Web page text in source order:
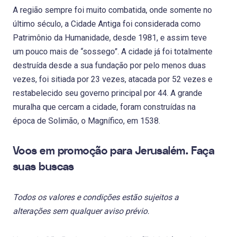
A região sempre foi muito combatida, onde somente no
último século, a Cidade Antiga foi considerada como
Patrimônio da Humanidade, desde 1981, e assim teve
um pouco mais de “sossego”. A cidade já foi totalmente
destruída desde a sua fundação por pelo menos duas
vezes, foi sitiada por 23 vezes, atacada por 52 vezes e
restabelecido seu governo principal por 44. A grande
muralha que cercam a cidade, foram construídas na
época de Solimão, o Magnífico, em 1538.
Voos em promoção para Jerusalém. Faça
suas buscas
Todos os valores e condições estão sujeitos a
alterações sem qualquer aviso prévio.